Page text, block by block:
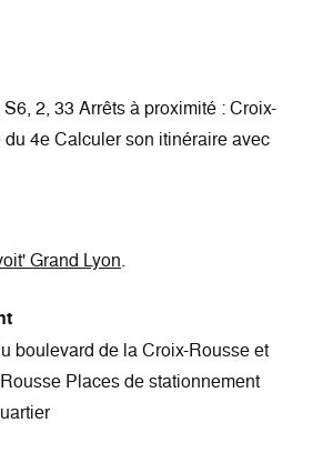
2, 33 Arrêts à proximité : Croix-
4e Calculer son itinéraire avec
Grand Lyon.
boulevard de la Croix-Rousse et
Places de stationnement